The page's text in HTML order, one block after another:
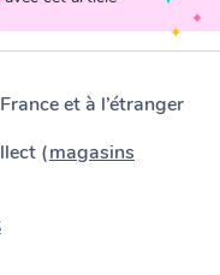
et à l’étranger
(magasins